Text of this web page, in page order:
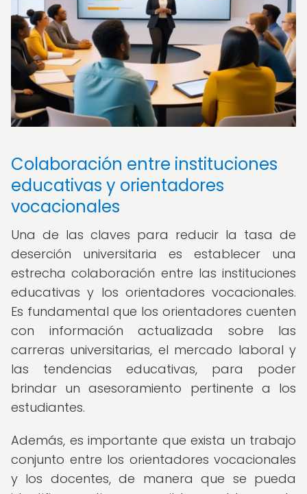
Colaboración entre instituciones
educativas y orientadores
vocacionales
Una de las claves para reducir la tasa de
deserción universitaria es establecer una
estrecha colaboración entre las instituciones
educativas y los orientadores vocacionales.
Es fundamental que los orientadores cuenten
con información actualizada sobre las
carreras universitarias, el mercado laboral y
las tendencias educativas, para poder
brindar un asesoramiento pertinente a los
estudiantes.
Además, es importante que exista un trabajo
conjunto entre los orientadores vocacionales
y los docentes, de manera que se pueda